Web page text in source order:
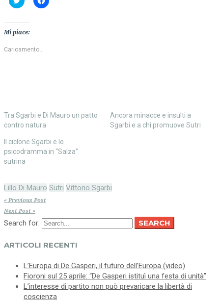
clic
condividere
su
Twitter
apre
clic
Mi piace:
Caricamento...
Tra Sgarbi e Di Mauro un patto
contro natura
Ancora minacce e insulti a
Sgarbi e a chi promuove Sutri
Il ciclone Sgarbi e lo
psicodramma in “Salza”
sutrina
Lillo Di Mauro Sutri Vittorio Sgarbi
« Previous Post
Next Post »
Search for: SEARCH
ARTICOLI RECENTI
L’Europa di De Gasperi, il futuro dell’Europa (video)
Fioroni sul 25 aprile: “De Gasperi istituì una festa di unità”
L’interesse di partito non può prevaricare la libertà di
coscienza